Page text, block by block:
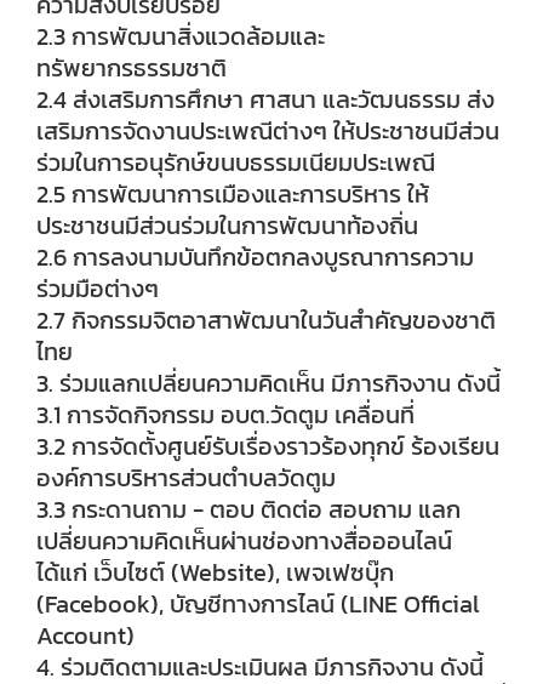
2.3 การพัฒนาสิ่งแวดล้อมและ
ทรัพยากรธรรมชาติ
2.4 ส่งเสริมการศึกษา ศาสนา และวัฒนธรรม ส่ง
เสริมการจัดงานประเพณีต่างๆ ให้ประชาชนมีส่วน
ร่วมในการอนุรักษ์ขนบธรรมเนียมประเพณี
2.5 การพัฒนาการเมืองและการบริหาร ให้
ประชาชนมีส่วนร่วมในการพัฒนาท้องถิ่น
2.6 การลงนามบันทึกข้อตกลงบูรณาการความ
ร่วมมือต่างๆ
2.7 กิจกรรมจิตอาสาพัฒนาในวันสำคัญของชาติ
ไทย
3. ร่วมแลกเปลี่ยนความคิดเห็น มีภารกิจงาน ดังนี้
3.1 การจัดกิจกรรม อบต.วัดตูม เคลื่อนที่
3.2 การจัดตั้งศูนย์รับเรื่องราวร้องทุกข์ ร้องเรียน
องค์การบริหารส่วนตำบลวัดตูม
3.3 กระดานถาม - ตอบ ติดต่อ สอบถาม แลก
เปลี่ยนความคิดเห็นผ่านช่องทางสื่อออนไลน์
ได้แก่ เว็บไซต์ (Website), เพจเฟซบุ๊ก
(Facebook), บัญชีทางการไลน์ (LINE Official
Account)
4. ร่วมติดตามและประเมินผล มีภารกิจงาน ดังนี้